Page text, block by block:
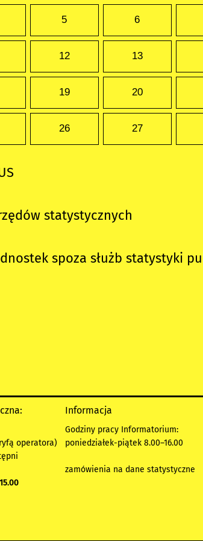
5 6
12 13
19 20
26 27
statystycznych
spoza służb statystyki
operatora)
15.00
Informacja
Godziny pracy Informatorium:
poniedziałek-piątek 8.00–16.00
zamówienia na dane statystyczne